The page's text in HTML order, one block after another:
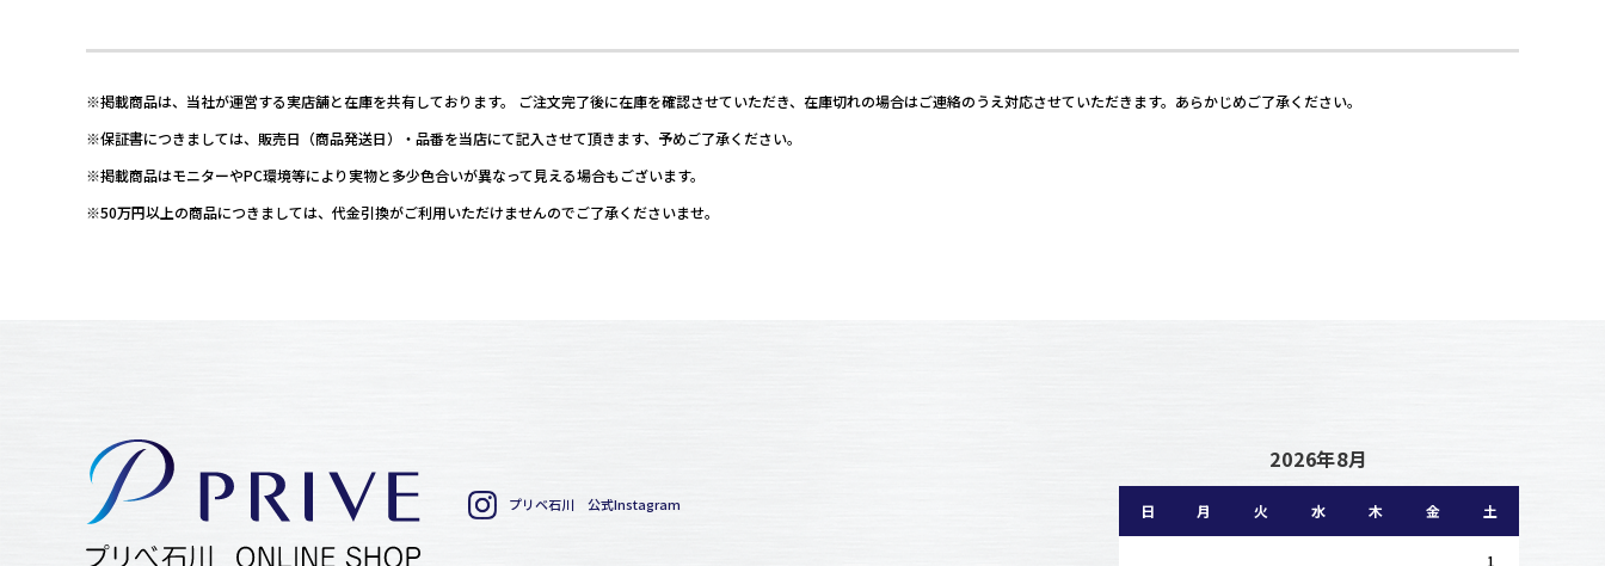
※掲載商品は、当社が運営する実店舗と在庫を共有しております。 ご注文完了後に在庫を確認させていただき、在庫切れの場合はご連絡のうえ対応させていただきます。あらかじめご了承ください。
※保証書につきましては、販売日（商品発送日）・品番を当店にて記入させて頂きます、予めご了承ください。
※掲載商品はモニターやPC環境等により実物と多少色合いが異なって見える場合もございます。
※50万円以上の商品につきましては、代金引換がご利用いただけませんのでご了承くださいませ。
プリベ石川 公式Instagram
2026年8月
日 月 火 水 木 金 土
1